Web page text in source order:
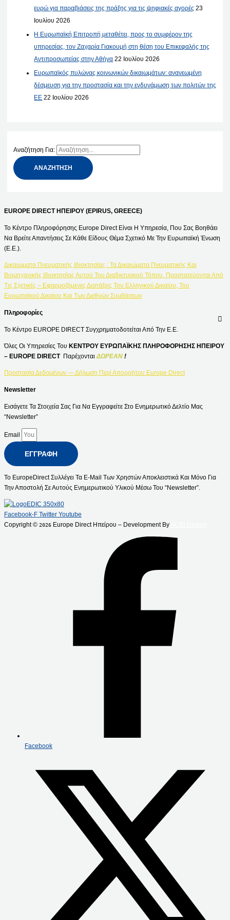
ευρώ για παραβιάσεις της πράξης για τις ψηφιακές αγορές 23
Ιουλίου 2026
Η Ευρωπαϊκή Επιτροπή μεταθέτει, προς το συμφέρον της
υπηρεσίας, τον Ζαχαρία Γιακουμή στη θέση του Επικεφαλής της
Αντιπροσωπείας στην Αθήνα 22 Ιουλίου 2026
Ευρωπαϊκός πυλώνας κοινωνικών δικαιωμάτων: ανανεωμένη
δέσμευση για την προστασία και την ενδυνάμωση των πολιτών της
ΕΕ 22 Ιουλίου 2026
Αναζήτηση Για:
EUROPE DIRECT ΗΠΕΙΡΟΥ (EPIRUS, GREECE)
Το Κέντρο Πληροφόρησης Europe Direct Είναι Η Υπηρεσία, Που Σας Βοηθάει
Να Βρείτε Απαντήσεις Σε Κάθε Είδους Θέμα Σχετικό Με Την Ευρωπαϊκή Ένωση
(Ε.Ε.).
Δικαιώματα Πνευματικής Ιδιοκτησίας : Τα Δικαιώματα Πνευματικής Και
Βιομηχανικής Ιδιοκτησίας Αυτού Του Διαδικτυακού Τόπου, Προστατεύονται Από
Τις Σχετικές – Εφαρμοζόμενες Διατάξεις Του Ελληνικού Δικαίου, Του
Ευρωπαϊκού Δικαίου Και Των Διεθνών Συμβάσεων
Πληροφορίες
Το Κέντρο EUROPE DIRECT Συγχρηματοδοτείται Από Την Ε.Ε.
Όλες Οι Υπηρεσίες Του ΚΕΝΤΡΟΥ ΕΥΡΩΠΑΪΚΗΣ ΠΛΗΡΟΦΟΡΗΣΗΣ ΗΠΕΙΡΟΥ
– EUROPE DIRECT Παρέχονται ΔΩΡΕΑΝ !
Προστασία Δεδομένων — Δήλωση Περί Απορρήτου Europe Direct
Newsletter
Εισάγετε Τα Στοιχεία Σας Για Να Εγγραφείτε Στο Ενημερωτικό Δελτίο Μας
“Newsletter”
Email
ΕΓΓΡΑΦΉ
Το EuropeDirect Συλλέγει Τα E-Mail Των Χρηστών Αποκλειστικά Και Μόνο Για
Την Αποστολή Σε Αυτούς Ενημερωτικού Υλικού Μέσω Του “Newsletter”.
Facebook-F Twitter Youtube
Copyright © 2026 Europe Direct Ηπείρου – Development By
Facebook